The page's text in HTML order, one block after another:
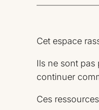
Cet espace
Ils ne sont pas
continuer
Ces